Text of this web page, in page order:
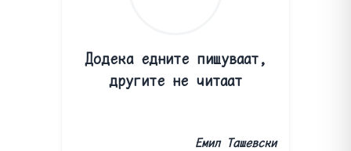
Додека едните пишуваат,
другите не читаат
Емил Ташевски